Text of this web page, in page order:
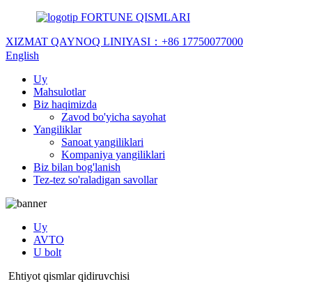
FORTUNE QISMLARI
XIZMAT QAYNOQ LINIYASI： +86 17750077000
English
Uy
Mahsulotlar
Biz haqimizda
Zavod bo'yicha sayohat
Yangiliklar
Sanoat yangiliklari
Kompaniya yangiliklari
Biz bilan bog'lanish
Tez-tez so'raladigan savollar
Uy
AVTO
U bolt
Ehtiyot qismlar qidiruvchisi